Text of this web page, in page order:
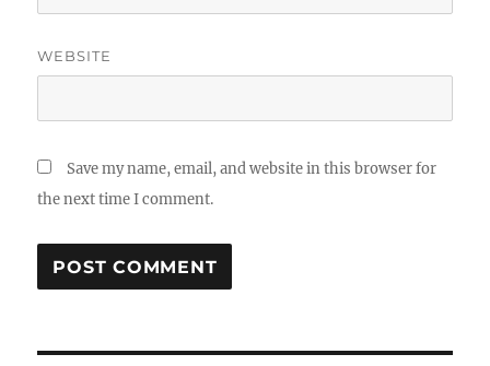
WEBSITE
Save my name, email, and website in this browser for
the next time I comment.